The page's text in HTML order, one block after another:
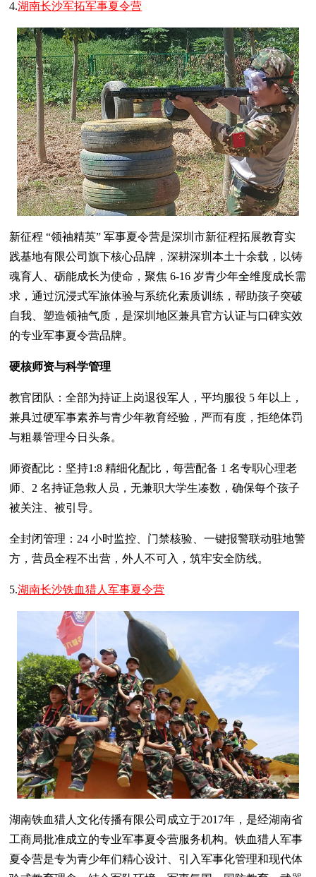
4.湖南长沙军拓军事夏令营
新征程 “领袖精英” 军事夏令营是深圳市新征程拓展教育实
践基地有限公司旗下核心品牌，深耕深圳本土十余载，以铸
魂育人、砺能成长为使命，聚焦 6-16 岁青少年全维度成长需
求，通过沉浸式军旅体验与系统化素质训练，帮助孩子突破
自我、塑造领袖气质，是深圳地区兼具官方认证与口碑实效
的专业军事夏令营品牌。
硬核师资与科学管理
教官团队：全部为持证上岗退役军人，平均服役 5 年以上，
兼具过硬军事素养与青少年教育经验，严而有度，拒绝体罚
与粗暴管理今日头条。
师资配比：坚持1:8 精细化配比，每营配备 1 名专职心理老
师、2 名持证急救人员，无兼职大学生凑数，确保每个孩子
被关注、被引导。
全封闭管理：24 小时监控、门禁核验、一键报警联动驻地警
方，营员全程不出营，外人不可入，筑牢安全防线。
5.湖南长沙铁血猎人军事夏令营
湖南铁血猎人文化传播有限公司成立于2017年，是经湖南省
工商局批准成立的专业军事夏令营服务机构。铁血猎人军事
夏令营是专为青少年们精心设计、引入军事化管理和现代体